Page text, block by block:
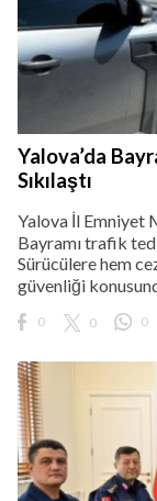
Yalova’da
Sıkılaştı
Yalova İl Emniyet
Bayramı trafik
Sürücülere hem
güvenliği
0 0 0